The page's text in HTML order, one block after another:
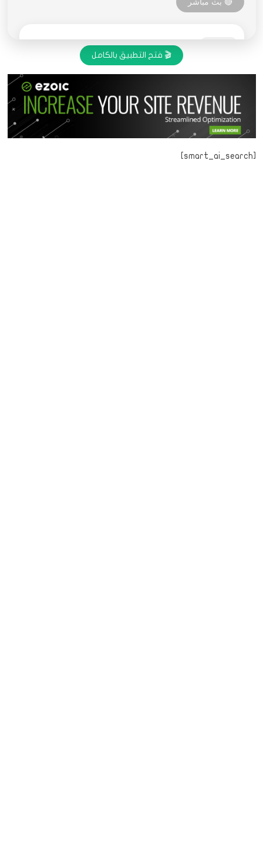
🎬 فتح التطبيق بالكامل